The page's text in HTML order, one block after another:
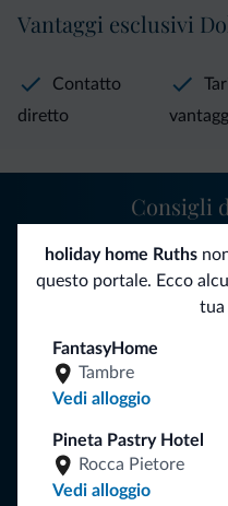
holiday home Ruths
questo portale. Ecco
tua
FantasyHome
Tambre
Vedi alloggio
Pineta Pastry Hotel
Rocca Pietore
Vedi alloggio
Vantaggi esclusivi
Contatto
diretto
Segui
Consigli
Riceverai informazioni,
vacanza